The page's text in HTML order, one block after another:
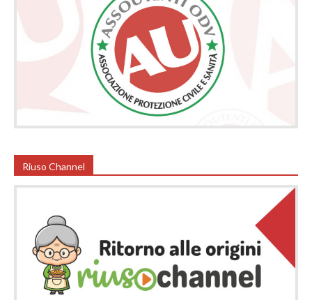
Riuso Channel